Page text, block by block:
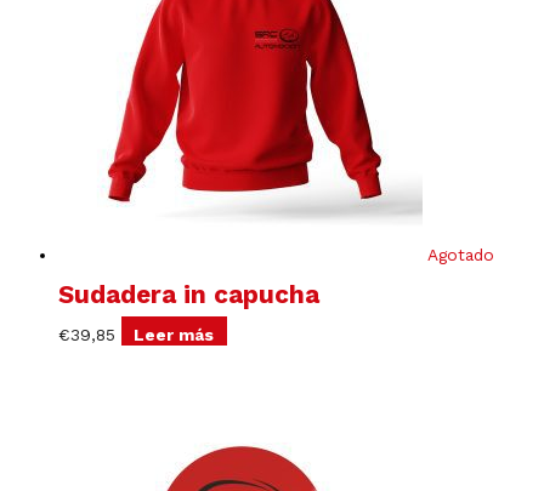
Agotado
Sudadera in capucha
€39,85 Leer más